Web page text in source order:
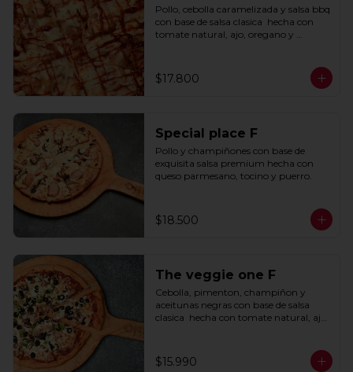
Pollo, cebolla caramelizada y salsa bbq
con base de salsa clasica  hecha con
tomate natural, ajo, oregano y
$17.800
Special place F
Pollo y champiñones con base de
exquisita salsa premium hecha con
queso parmesano, tocino y puerro.
$18.500
The veggie one F
Cebolla, pimenton, champiñon y
aceitunas negras con base de salsa
clasica  hecha con tomate natural, ajo,
$15.990